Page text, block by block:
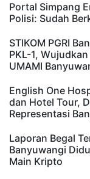
Portal Simpang
Polisi: Sudah
STIKOM PGRI
PKL-1,
UMAMI
English One
dan Hotel Tour,
Representasi
Laporan Begal
Banyuwangi
Main Kripto